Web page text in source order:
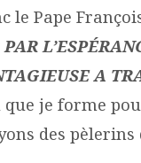
le Pape
A
que je forme
des pèlerins